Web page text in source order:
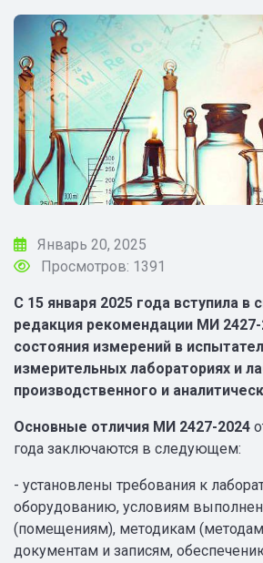
Январь 20, 2025
Просмотров: 1391
С 15 января 2025 года вступила в
редакция рекомендации МИ
состояния измерений в
измерительных лабораториях и
производственного и
Основные отличия МИ 2427-2024
года заключаются в следующем:
- установлены требования к
оборудованию, условиям
(помещениям), методикам
документам и записям,